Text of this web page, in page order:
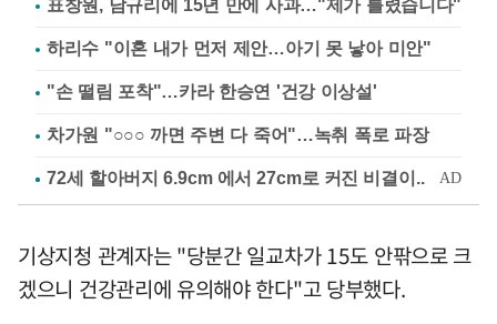
표창원, 남규리에 15년 만에 사과…"제가 틀렸습니다"
하리수 "이혼 내가 먼저 제안…아기 못 낳아 미안"
"손 떨림 포착"…카라 한승연 '건강 이상설'
차가원 "○○○ 까면 주변 다 죽어"…녹취 폭로 파장
기상지청 관계자는 "당분간 일교차가 15도 안팎으로 크
겠으니 건강관리에 유의해야 한다"고 당부했다.